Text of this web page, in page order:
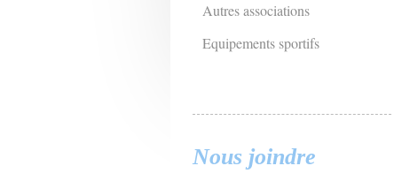
Autres associations
Equipements sportifs
Nous joindre